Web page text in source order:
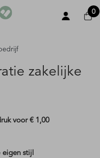
0
zakelijke
voor€ 1,00
eigen stijl